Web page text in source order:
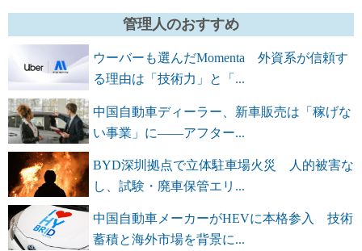
管理人のおすすめ
ウーバーも選んだMomenta 外資系が信頼す
る理由は「技術力」と「...
中国自動車ディーラー、新車販売は「稼げな
い事業」に――アフター...
BYD深圳拠点で立体駐車場火災 人的被害な
し、試験・廃車保管エリ...
中国自動車メーカーがHEVに本格参入 技術
蓄積と海外市場を背景に...